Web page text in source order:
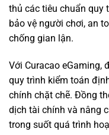
thủ các tiêu chuẩn quy
bảo vệ người chơi, an
chống gian lận.
Với Curacao eGaming,
quy trình kiểm toán
chính chặt chẽ. Đồng
dịch tài chính và nâng
trong suốt quá trình